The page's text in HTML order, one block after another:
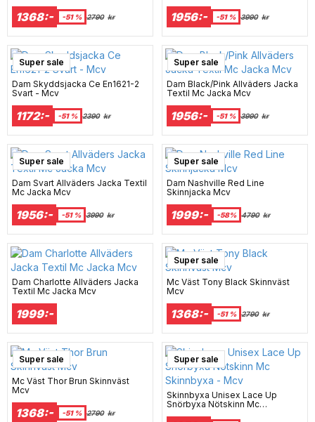
1368:- -51 % 2790 kr 1956:- -51 % 3990 kr
Super sale
Dam Skyddsjacka Ce En1621-2
Svart - Mcv
1172:- -51 % 2390 kr
Super sale
Dam Black/Pink Allväders Jacka
Textil Mc Jacka Mcv
1956:- -51 % 3990 kr
Super sale
Dam Svart Allväders Jacka Textil
Mc Jacka Mcv
1956:- -51 % 3990 kr
Super sale
Dam Nashville Red Line
Skinnjacka Mcv
1999:- -58% 4790 kr
Dam Charlotte Allväders Jacka
Textil Mc Jacka Mcv
1999:-
Super sale
Mc Väst Tony Black Skinnväst
Mcv
1368:- -51 % 2790 kr
Super sale
Mc Väst Thor Brun Skinnväst
Mcv
1368:- -51 % 2790 kr
Super sale
Skinnbyxa Unisex Lace Up
Snörbyxa Nötskinn Mc
Skinnbyxa - Mcv